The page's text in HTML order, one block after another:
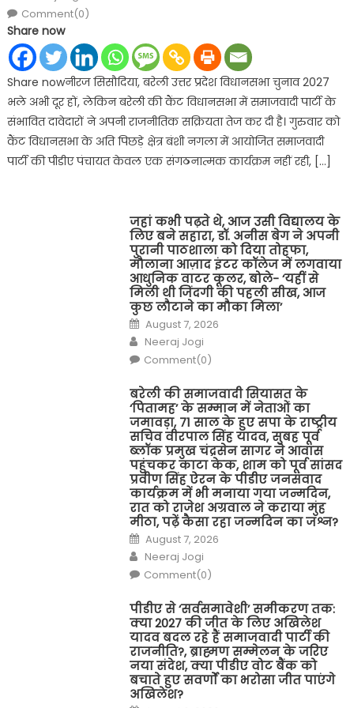
Comment(0)
Share now
Share nowनीरज सिसौदिया, बरेली उत्तर प्रदेश विधानसभा चुनाव 2027
भले अभी दूर हों, लेकिन बरेली की कैंट विधानसभा में समाजवादी पार्टी के
संभावित दावेदारों ने अपनी राजनीतिक सक्रियता तेज कर दी है। गुरुवार को
कैंट विधानसभा के अति पिछड़े क्षेत्र बंशी नगला में आयोजित समाजवादी
पार्टी की पीडीए पंचायत केवल एक संगठनात्मक कार्यक्रम नहीं रही, […]
जहां कभी पढ़ते थे, आज उसी विद्यालय के
लिए बने सहारा, डॉ. अनीस बेग ने अपनी
पुरानी पाठशाला को दिया तोहफा,
मौलाना आज़ाद इंटर कॉलेज में लगवाया
आधुनिक वाटर कूलर, बोले- ‘यहीं से
मिली थी जिंदगी की पहली सीख, आज
कुछ लौटाने का मौका मिला’
Posted
on
August 7, 2026
Author
Neeraj Jogi
Comment(0)
बरेली की समाजवादी सियासत के
‘पितामह’ के सम्मान में नेताओं का
जमावड़ा, 71 साल के हुए सपा के राष्ट्रीय
सचिव वीरपाल सिंह यादव, सुबह पूर्व
ब्लॉक प्रमुख चंद्रसेन सागर ने आवास
पहुंचकर काटा केक, शाम को पूर्व सांसद
प्रवीण सिंह ऐरन के पीडीए जनसंवाद
कार्यक्रम में भी मनाया गया जन्मदिन,
रात को राजेश अग्रवाल ने कराया मुंह
मीठा, पढ़ें कैसा रहा जन्मदिन का जश्न?
Posted
on
August 7, 2026
Author
Neeraj Jogi
Comment(0)
पीडीए से ‘सर्वसमावेशी’ समीकरण तक:
क्या 2027 की जीत के लिए अखिलेश
यादव बदल रहे हैं समाजवादी पार्टी की
राजनीति?, ब्राह्मण सम्मेलन के जरिए
नया संदेश, क्या पीडीए वोट बैंक को
बचाते हुए सवर्णों का भरोसा जीत पाएंगे
अखिलेश?